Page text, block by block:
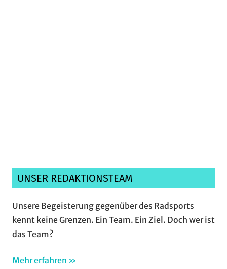
UNSER REDAKTIONSTEAM
Unsere Begeisterung gegenüber des Radsports
kennt keine Grenzen. Ein Team. Ein Ziel. Doch wer ist
das Team?
Mehr erfahren »